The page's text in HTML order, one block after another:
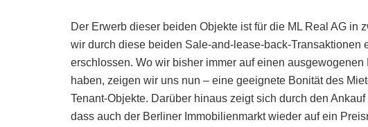
Der Erwerb dieser beiden Objekte ist für die ML Real AG in
wir durch diese beiden Sale-and-lease-back-Transaktionen
erschlossen. Wo wir bisher immer auf einen
haben, zeigen wir uns nun – eine geeignete Bonität des
Tenant-Objekte. Darüber hinaus zeigt sich durch den
dass auch der Berliner Immobilienmarkt wieder auf ein